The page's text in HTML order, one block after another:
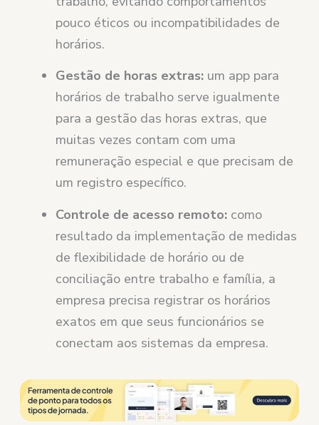
pouco éticos ou incompatibilidades de
horários.
Gestão de horas extras: um app para
horários de trabalho serve igualmente
para a gestão das horas extras, que
muitas vezes contam com uma
remuneração especial e que precisam de
um registro específico.
Controle de acesso remoto: como
resultado da implementação de medidas
de flexibilidade de horário ou de
conciliação entre trabalho e família, a
empresa precisa registrar os horários
exatos em que seus funcionários se
conectam aos sistemas da empresa.